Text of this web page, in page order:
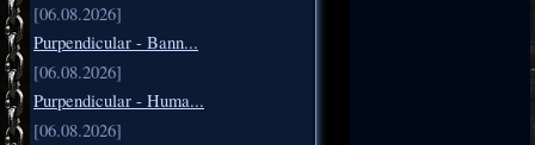
[06.08.2026]
Purpendicular - Bann...
[06.08.2026]
Purpendicular - Huma...
[06.08.2026]